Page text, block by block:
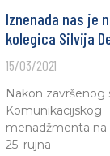
Iznenada nas je
kolegica Silvija
15/03/2021
Nakon završenog
Komunikacijskog
menadžmenta na
25. rujna